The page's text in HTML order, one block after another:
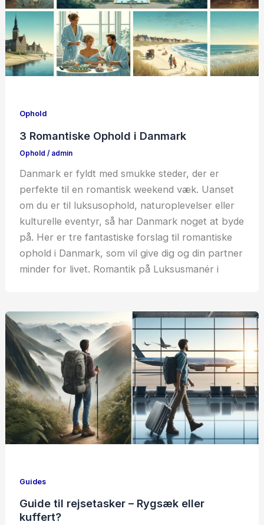
Ophold
3 Romantiske Ophold i Danmark
Ophold / admin
Danmark er fyldt med smukke steder, der er
perfekte til en romantisk weekend væk. Uanset
om du er til luksusophold, naturoplevelser eller
kulturelle eventyr, så har Danmark noget at byde
på. Her er tre fantastiske forslag til romantiske
ophold i Danmark, som vil give dig og din partner
minder for livet. Romantik på Luksusmanér i
Guides
Guide til rejsetasker – Rygsæk eller
kuffert?